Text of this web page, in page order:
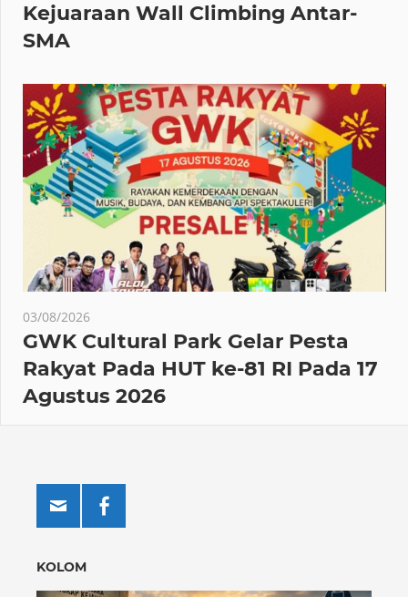
Kejuaraan Wall Climbing Antar-
SMA
03/08/2026
GWK Cultural Park Gelar Pesta
Rakyat Pada HUT ke-81 RI Pada 17
Agustus 2026
KOLOM